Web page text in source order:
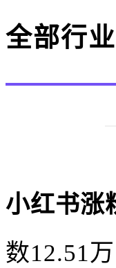
全部行
小红书涨
数12.51